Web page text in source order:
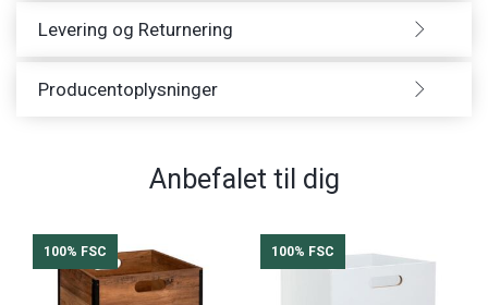
Levering og Returnering
Producentoplysninger
Anbefalet til dig
100% FSC 100% FSC